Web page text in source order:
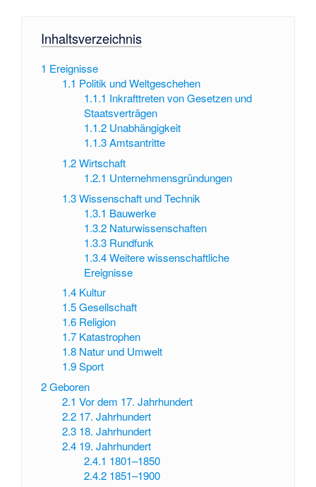
Inhaltsverzeichnis
1 Ereignisse
1.1 Politik und Weltgeschehen
1.1.1 Inkrafttreten von Gesetzen und
Staatsverträgen
1.1.2 Unabhängigkeit
1.1.3 Amtsantritte
1.2 Wirtschaft
1.2.1 Unternehmensgründungen
1.3 Wissenschaft und Technik
1.3.1 Bauwerke
1.3.2 Naturwissenschaften
1.3.3 Rundfunk
1.3.4 Weitere wissenschaftliche
Ereignisse
1.4 Kultur
1.5 Gesellschaft
1.6 Religion
1.7 Katastrophen
1.8 Natur und Umwelt
1.9 Sport
2Geboren
2.1 Vor dem 17. Jahrhundert
2.2 17. Jahrhundert
2.3 18. Jahrhundert
2.4 19. Jahrhundert
2.4.1 1801–1850
2.4.2 1851–1900